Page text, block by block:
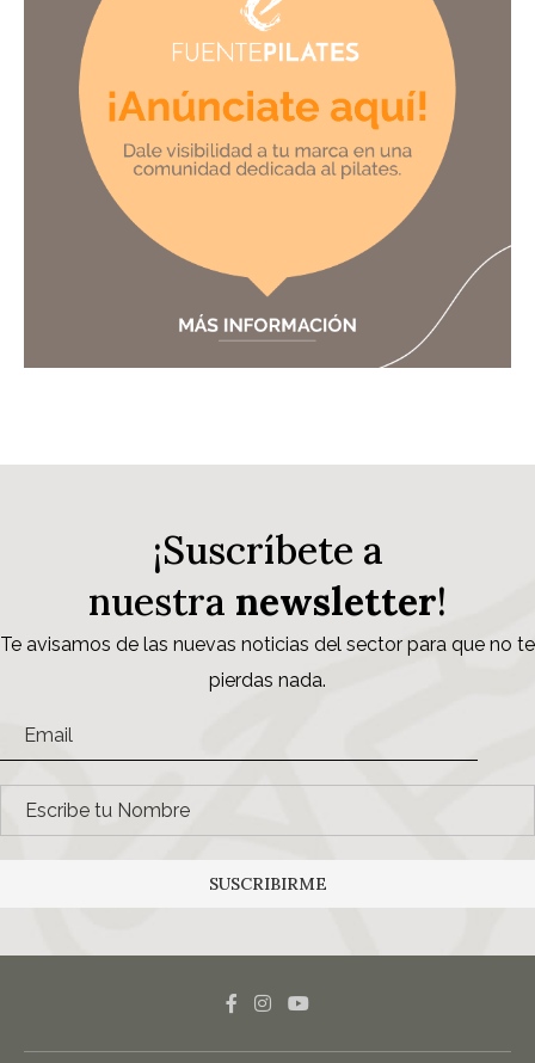
¡Suscríbete a
nuestra newsletter!
Te avisamos de las nuevas noticias del sector para que no te
pierdas nada.
SUSCRIBIRME